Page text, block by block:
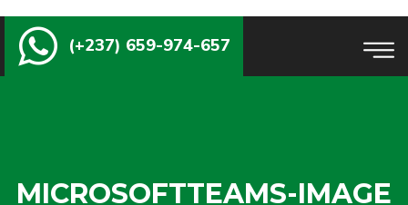
(+237) 659-974-657
MICROSOFTTEAMS-IMAGE